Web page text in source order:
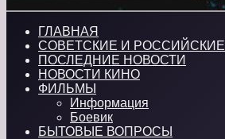
ГЛАВНАЯ
СОВЕТСКИЕ И РОССИЙСКИЕ
ПОСЛЕДНИЕ НОВОСТИ
НОВОСТИ КИНО
ФИЛЬМЫ
Информация
Боевик
БЫТОВЫЕ ВОПРОСЫ